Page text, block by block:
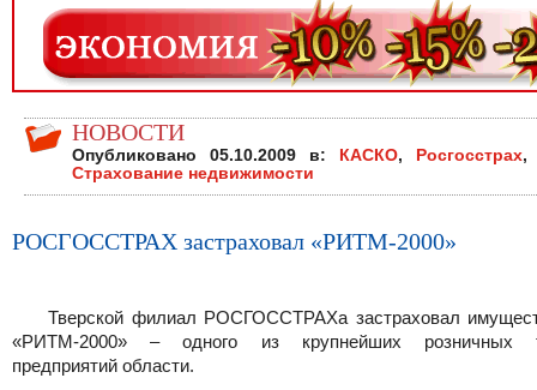
НОВОСТИ
Опубликовано 05.10.2009 в: КАСКО, Росгосстрах,
Страхование недвижимости
РОСГОССТРАХ застраховал «РИТМ-2000»
Тверской филиал РОСГОССТРАХа застраховал
«РИТМ-2000» – одного из крупнейших розничных
предприятий области.